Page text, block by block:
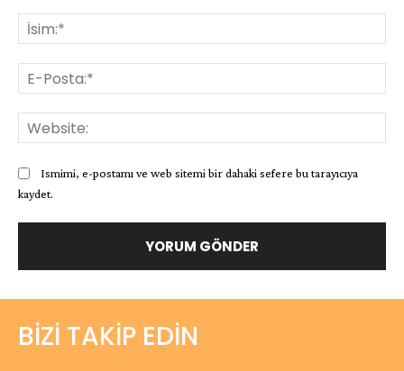
Ismimi, e-postamı ve web sitemi bir dahaki sefere bu tarayıcıya
kaydet.
BIZI TAKIP EDIN